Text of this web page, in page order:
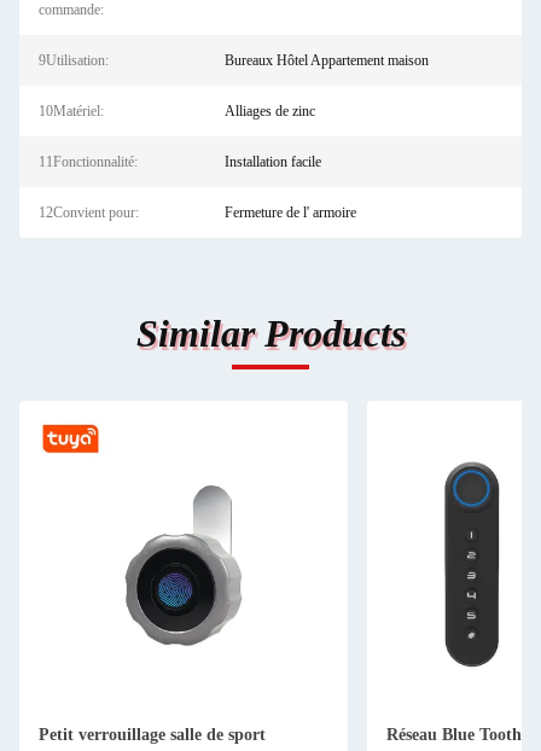
commande:
9Utilisation: Bureaux Hôtel Appartement maison
10Matériel: Alliages de zinc
11Fonctionnalité: Installation facile
12Convient pour: Fermeture de l' armoire
Similar Products
Petit verrouillage salle de sport
Réseau Blue Tooth